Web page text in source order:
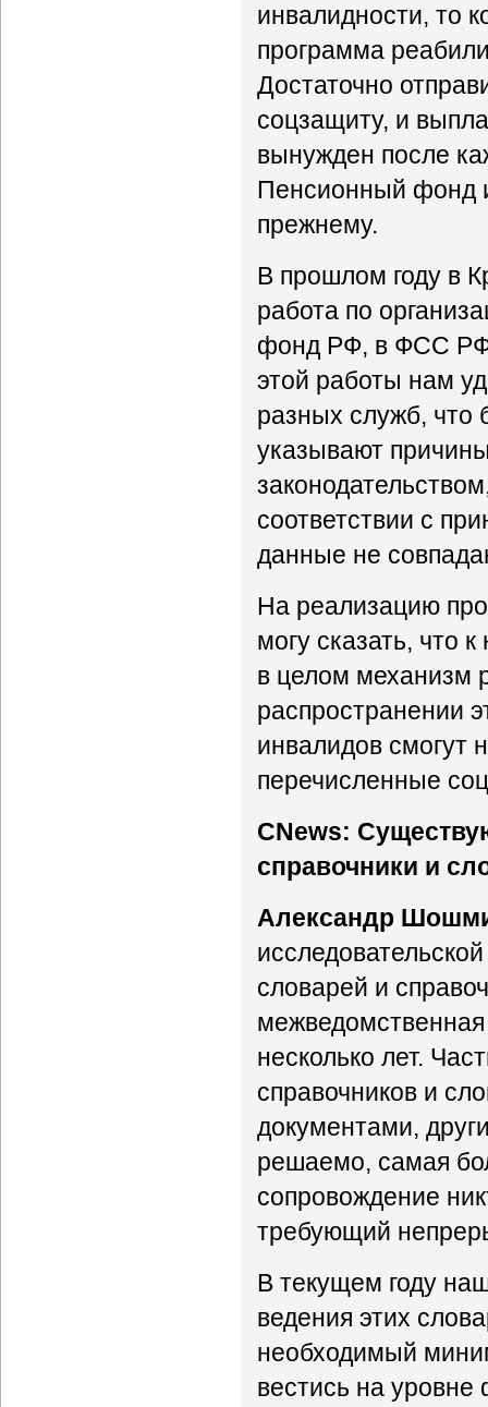
инвалидности, то
программа
Достаточно
соцзащиту, и
вынужден после
Пенсионный фонд
прежнему.
В прошлом году в
работа по
фонд РФ, в ФСС РФ,
этой работы нам
разных служб,
указывают
соответствии с
данные не
На реализацию
могу сказать, что
в целом механизм
распространении
инвалидов смогут
перечисленные
CNews:
справочники и
Александр
словарей и
межведомственная
несколько лет.
справочников и
документами,
решаемо, самая
сопровождение
требующий
В текущем году
ведения этих
необходимый
вестись на